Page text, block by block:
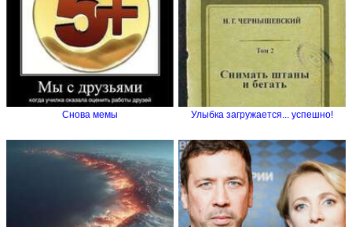
Снова мемы Улыбка загружается... успешно!